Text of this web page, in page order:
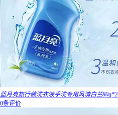
蓝月亮旅行装洗衣液手洗专用风清白兰
0条评价